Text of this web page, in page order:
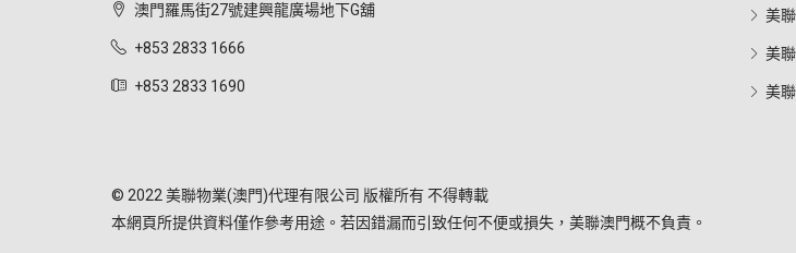
澳門羅馬街27號建興龍廣場地下G舖
+853 2833 1666
+853 2833 1690
美
美
美
© 2022 美聯物業(澳門)代理有限公司 版權所有 不得轉載
本網頁所提供資料僅作參考用途。若因錯漏而引致任何不便或損失，美聯澳門概不負責。